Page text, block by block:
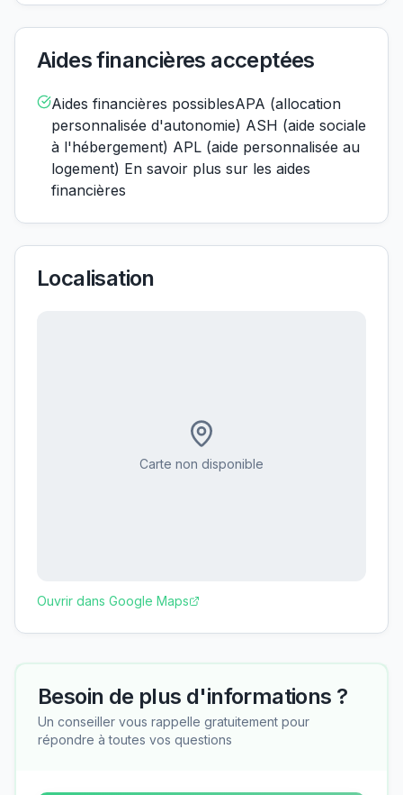
Aides financières acceptées
Aides financières possiblesAPA (allocation
personnalisée d'autonomie) ASH (aide sociale
à l'hébergement) APL (aide personnalisée au
logement) En savoir plus sur les aides
financières
Localisation
Carte non disponible
Ouvrir dans Google Maps
Besoin de plus d'informations ?
Un conseiller vous rappelle gratuitement pour
répondre à toutes vos questions